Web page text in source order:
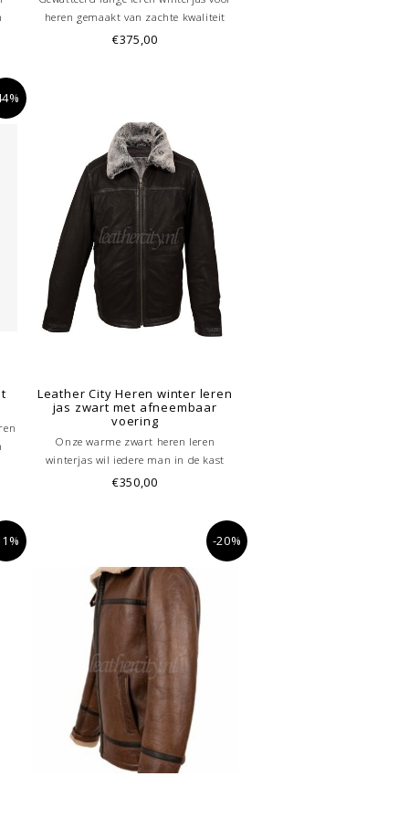
heren gemaakt van zachte kwaliteit
schapenleer met afneembaar voering en
€375,00
Leather City Heren winter leren
jas zwart met afneembaar
voering
Onze warme zwart heren leren
winterjas wil iedere man in de kast
hebben hangen. De leren jassen heren
€350,00
-20%